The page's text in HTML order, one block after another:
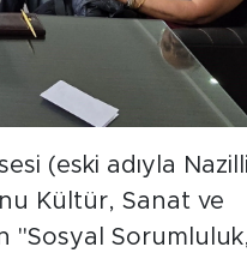
(eski adıyla Nazilli
Kültür, Sanat ve
"Sosyal Sorumluluk,